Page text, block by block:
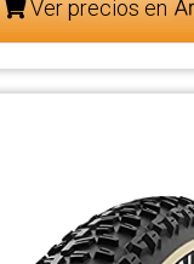
Ver precios en